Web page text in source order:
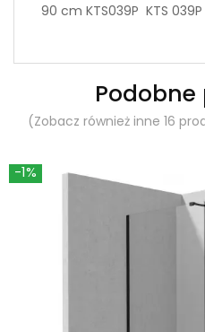
90 cm KTS039P KTS
(Zobacz również inne 16
-1%